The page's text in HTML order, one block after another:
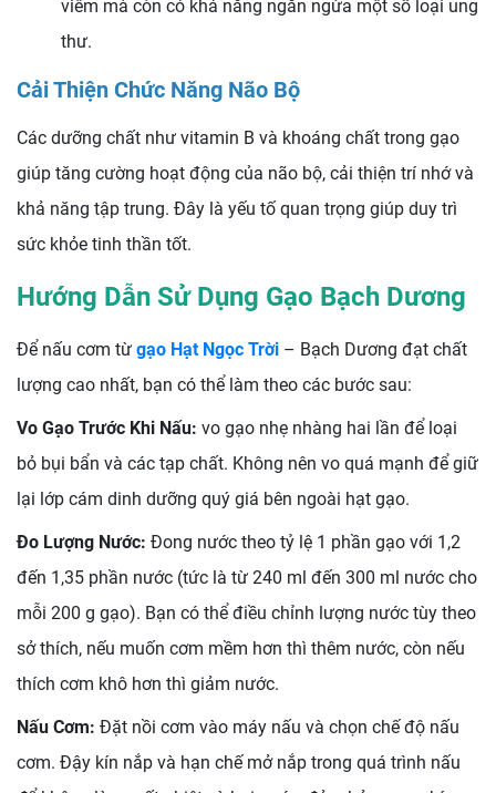
viêm mà còn có khả năng ngăn ngừa một số loại ung
thư.
Cải Thiện Chức Năng Não Bộ
Các dưỡng chất như vitamin B và khoáng chất trong gạo
giúp tăng cường hoạt động của não bộ, cải thiện trí nhớ và
khả năng tập trung. Đây là yếu tố quan trọng giúp duy trì
sức khỏe tinh thần tốt.
Hướng Dẫn Sử Dụng Gạo Bạch Dương
Để nấu cơm từ gạo Hạt Ngọc Trời – Bạch Dương đạt chất
lượng cao nhất, bạn có thể làm theo các bước sau:
Vo Gạo Trước Khi Nấu: vo gạo nhẹ nhàng hai lần để loại
bỏ bụi bẩn và các tạp chất. Không nên vo quá mạnh để giữ
lại lớp cám dinh dưỡng quý giá bên ngoài hạt gạo.
Đo Lượng Nước: Đong nước theo tỷ lệ 1 phần gạo với 1,2
đến 1,35 phần nước (tức là từ 240 ml đến 300 ml nước cho
mỗi 200 g gạo). Bạn có thể điều chỉnh lượng nước tùy theo
sở thích, nếu muốn cơm mềm hơn thì thêm nước, còn nếu
thích cơm khô hơn thì giảm nước.
Nấu Cơm: Đặt nồi cơm vào máy nấu và chọn chế độ nấu
cơm. Đậy kín nắp và hạn chế mở nắp trong quá trình nấu